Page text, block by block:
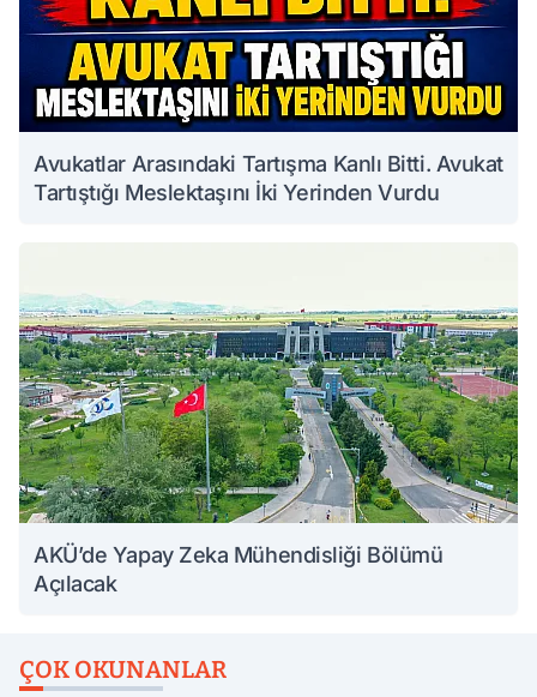
Avukatlar Arasındaki Tartışma Kanlı Bitti. Avukat
Tartıştığı Meslektaşını İki Yerinden Vurdu
AKÜ’de Yapay Zeka Mühendisliği Bölümü
Açılacak
ÇOK OKUNANLAR